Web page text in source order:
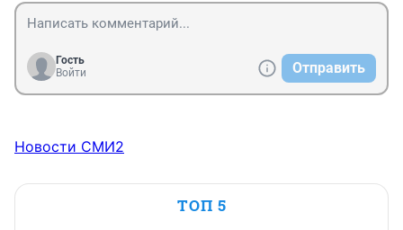
Гость
Войти
Отправить
Новости СМИ2
ТОП 5